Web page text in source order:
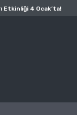
Etkinliği 4 Ocak’ta!